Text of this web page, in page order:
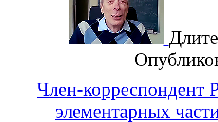
Член-
элементарных